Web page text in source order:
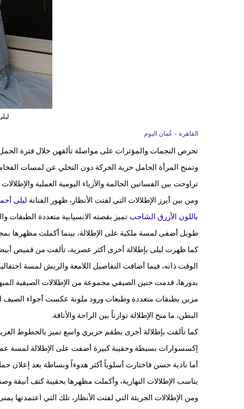
القاهرة - عُمان اليوم
تحرص النجمات والمؤثرات على مواصلة تألقهن خلال فترة
وتمنح المرأة الحامل حرية الحركة دون التخلي عن لمسات
تراوحت بين الفساتين الحالمة والأزياء اليومية العملية
ومن بين أبرز الإطلالات التي لفتت الأنظار، ظهور الفنانة ليلى
باللون الأزرق الشاحبتميز بقصته الانسيابية متعددة الطبقات
طويل أضفى لمسة ملكية على الإطلالة، بينما أكملت مظهرها
كما ظهرت ليلى بإطلالة أخرى أكثر عصرية، تألفت من قميص
الوقت ذاته، فيما أضافت التفاصيل اللامعة والريش لمسة
بدورها، قدمت حنين الصيفي مجموعة من الإطلالات الصيفية
مزين بطبقات متعددة وطبعات ورود ملونة عكست أجواء الصيف
البطن، ما منح الإطلالة توازناً بين الراحة والأناقة.
كما تألقت بإطلالة أخرى بطقم حريري واسع تميز بالخطوط
إكسسوارات بسيطة وحقيبة كبيرة أضفت على الإطلالة لمسة
أما نادية حسن فاختارت أسلوباً أكثر هدوءاً وبساطة بعد
يناسب الإطلالات النهارية، وأكملت مظهرها بحقيبة كتف
ومن الإطلالات الجريئة التي لفتت الأنظار، تلك التي